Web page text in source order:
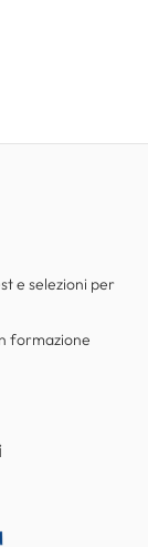
e selezioni per
formazione